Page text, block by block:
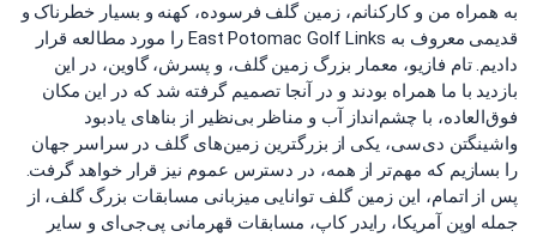
به همراه من و کارکنانم، زمین گلف فرسوده، کهنه و بسیار خطرناک و
قدیمی معروف به East Potomac Golf Links را مورد مطالعه قرار
دادیم. تام فازیو، معمار بزرگ زمین گلف، و پسرش، گاوین، در این
بازدید با ما همراه بودند و در آنجا تصمیم گرفته شد که در این مکان
فوق‌العاده، با چشم‌انداز آب و مناظر بی‌نظیر از بناهای یادبود
واشینگتن دی‌سی، یکی از بزرگترین زمین‌های گلف در سراسر جهان
را بسازیم که مهم‌تر از همه، در دسترس عموم نیز قرار خواهد گرفت.
پس از اتمام، این زمین گلف توانایی میزبانی مسابقات بزرگ گلف، از
جمله اوپن آمریکا، رایدر کاپ، مسابقات قهرمانی پی‌جی‌ای و سایر